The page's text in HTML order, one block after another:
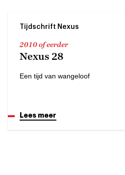
Tijdschrift Nexus
2010 of eerder
Nexus 28
Een tijd van wangeloof
Lees meer